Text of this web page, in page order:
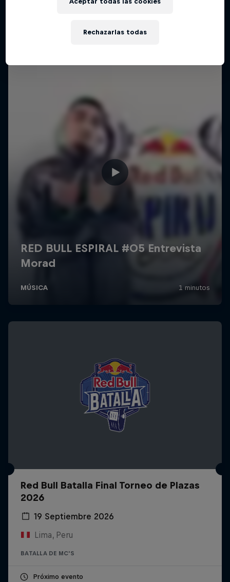
Red Bull Batalla Final Torneo de Plazas
2026
19 Septiembre 2026
Lima, Peru
BATALLA DE MC'S
Próximo evento
Rechazarlas todas